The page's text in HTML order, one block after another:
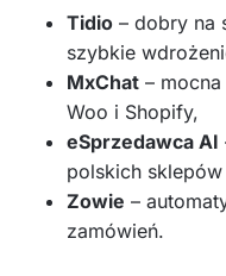
Tidio – dobry na
szybkie
MxChat –
Woo i Shopify,
eSprzedawca AI
polskich sklepów
Zowie –
zamówień.